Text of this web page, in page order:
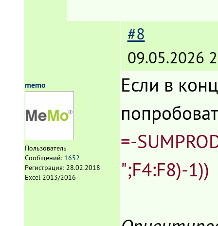
memo
Пользователь
Сообщений: 1652
Регистрация: 28.02.2018
Excel 2013/2016
#8
09.05.2026
Если в
=-
";F4:F8)-1))